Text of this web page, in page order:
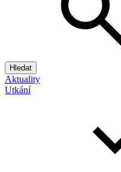
Hledat
Aktuality
Utkání